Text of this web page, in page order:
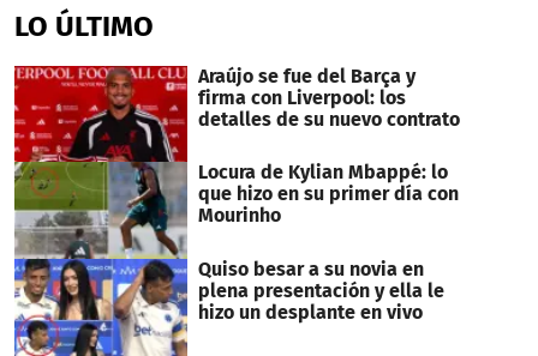
of
38
LO ÚLTIMO
Araújo se fue del Barça y
firma con Liverpool: los
detalles de su nuevo contrato
Locura de Kylian Mbappé: lo
que hizo en su primer día con
Mourinho
Quiso besar a su novia en
plena presentación y ella le
hizo un desplante en vivo